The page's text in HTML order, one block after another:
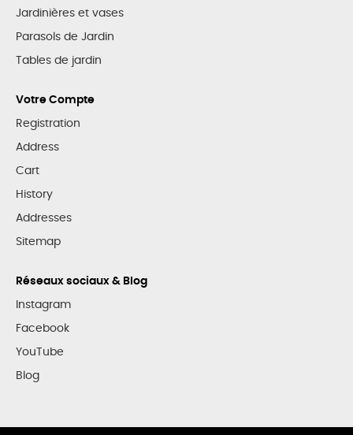
Jardinières et vases
Parasols de Jardin
Tables de jardin
Votre Compte
Registration
Address
Cart
History
Addresses
Sitemap
Réseaux sociaux & Blog
Instagram
Facebook
YouTube
Blog